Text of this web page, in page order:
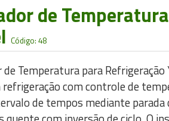
de
Código: 48
Temperatura para
refrigeração com controle de
de tempos mediante